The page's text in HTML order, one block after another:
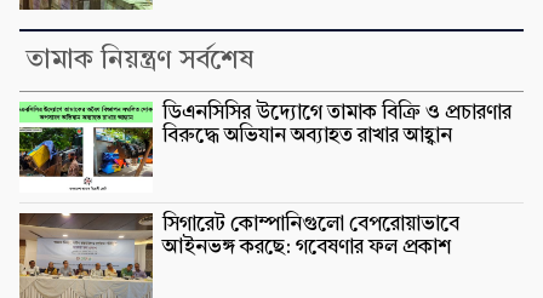
তামাক নিয়ন্ত্রণ সর্বশেষ
ডিএনসিসির উদ্যোগে তামাক বিক্রি ও প্রচারণার
বিরুদ্ধে অভিযান অব্যাহত রাখার আহ্বান
সিগারেট কোম্পানিগুলো বেপরোয়াভাবে
আইনভঙ্গ করছে: গবেষণার ফল প্রকাশ